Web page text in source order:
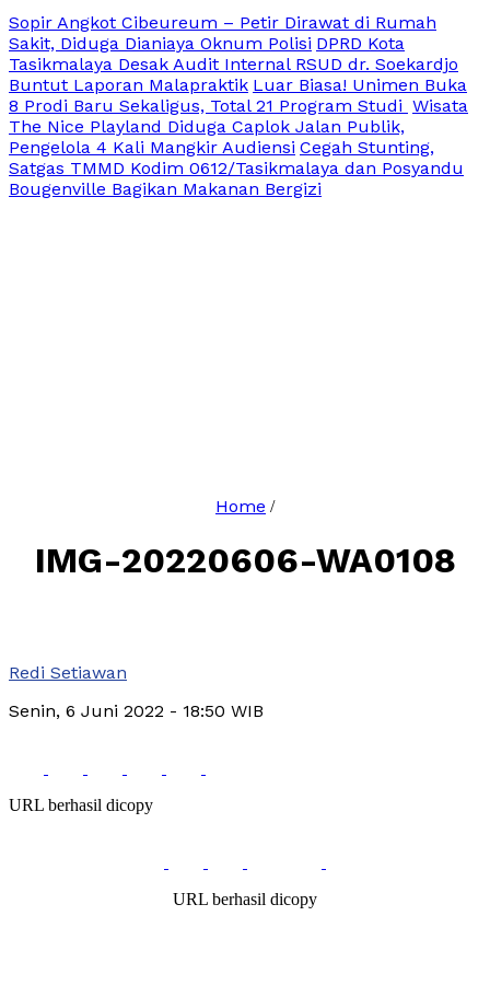
Sopir Angkot Cibeureum – Petir Dirawat di Rumah
Sakit, Diduga Dianiaya Oknum Polisi DPRD Kota
Tasikmalaya Desak Audit Internal RSUD dr. Soekardjo
Buntut Laporan Malapraktik Luar Biasa! Unimen Buka
8 Prodi Baru Sekaligus, Total 21 Program Studi Wisata
The Nice Playland Diduga Caplok Jalan Publik,
Pengelola 4 Kali Mangkir Audiensi Cegah Stunting,
Satgas TMMD Kodim 0612/Tasikmalaya dan Posyandu
Bougenville Bagikan Makanan Bergizi
Home /
IMG-20220606-WA0108
Redi Setiawan
Senin, 6 Juni 2022 - 18:50 WIB
URL berhasil dicopy
URL berhasil dicopy